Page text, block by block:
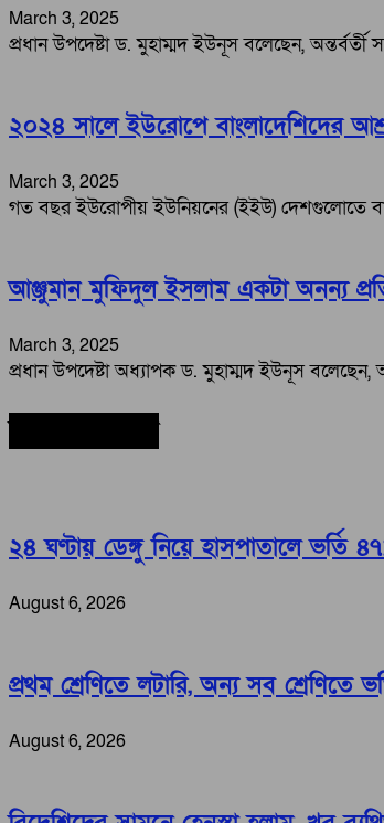
March 3, 2025
প্রধান উপদেষ্টা ড. মুহাম্মদ ইউনূস বলেছেন,
২০২৪ সালে ইউরোপে বাংলাদেশিদের
March 3, 2025
গত বছর ইউরোপীয় ইউনিয়নের (ইইউ) দেশগুলোতে
আঞ্জুমান মুফিদুল ইসলাম একটা অনন্য
March 3, 2025
প্রধান উপদেষ্টা অধ্যাপক ড. মুহাম্মদ ইউনূস বলেছেন,
২৪ ঘণ্টায় ডেঙ্গু নিয়ে হাসপাতালে ভর্তি
August 6, 2026
প্রথম শ্রেণিতে লটারি, অন্য সব শ্রেণিতে
August 6, 2026